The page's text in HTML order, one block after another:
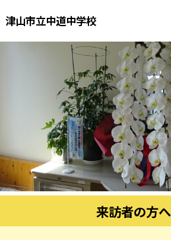
津山市立中道中学校
来訪者の方へ